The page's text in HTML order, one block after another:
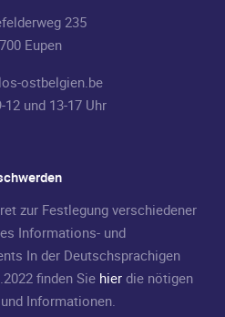
235
Eupen
ostbelgien.be
12 und 13-17 Uhr
zur Festlegung verschiedener
Informations- und
In der Deutschsprachigen
finden Sie hier die nötigen
Informationen.